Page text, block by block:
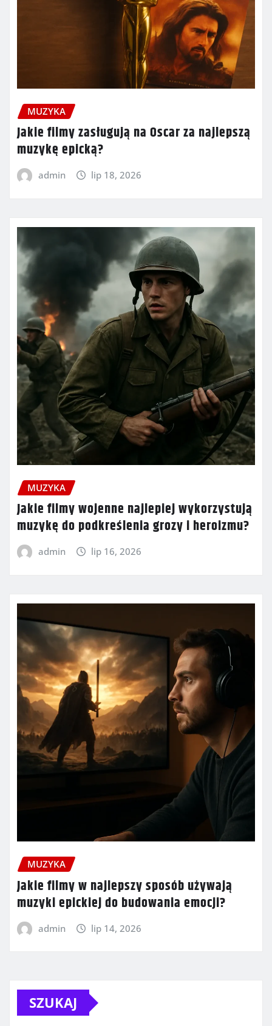
MUZYKA
Jakie filmy zasługują na Oscar za najlepszą
muzykę epicką?
admin lip 18, 2026
MUZYKA
Jakie filmy wojenne najlepiej wykorzystują
muzykę do podkreślenia grozy i heroizmu?
admin lip 16, 2026
MUZYKA
Jakie filmy w najlepszy sposób używają
muzyki epickiej do budowania emocji?
admin lip 14, 2026
SZUKAJ